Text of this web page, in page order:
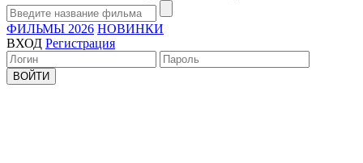
ФИЛЬМЫ 2026 НОВИНКИ
ВХОД Регистрация